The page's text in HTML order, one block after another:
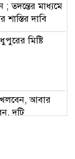
; তদন্তের মাধ্যমে
শাস্তির দাবি
মিষ্টি
আবার
দুটি